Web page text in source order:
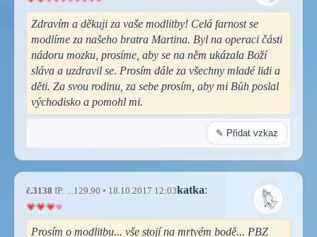
Zdravím a děkuji za vaše modlitby! Celá farnost se
modlíme za našeho bratra Martina. Byl na operaci části
nádoru mozku, prosíme, aby se na něm ukázala Boží
sláva a uzdravil se. Prosím dále za všechny mladé lidi a
děti. Za svou rodinu, za sebe prosím, aby mi Bůh poslal
východisko a pomohl mi.
✎ Přidat vzkaz
č.3138 IP: ...129.90 • 18.10.2017 12:03katka:
Prosím o modlitbu... vše stojí na mrtvém bodě... PBZ